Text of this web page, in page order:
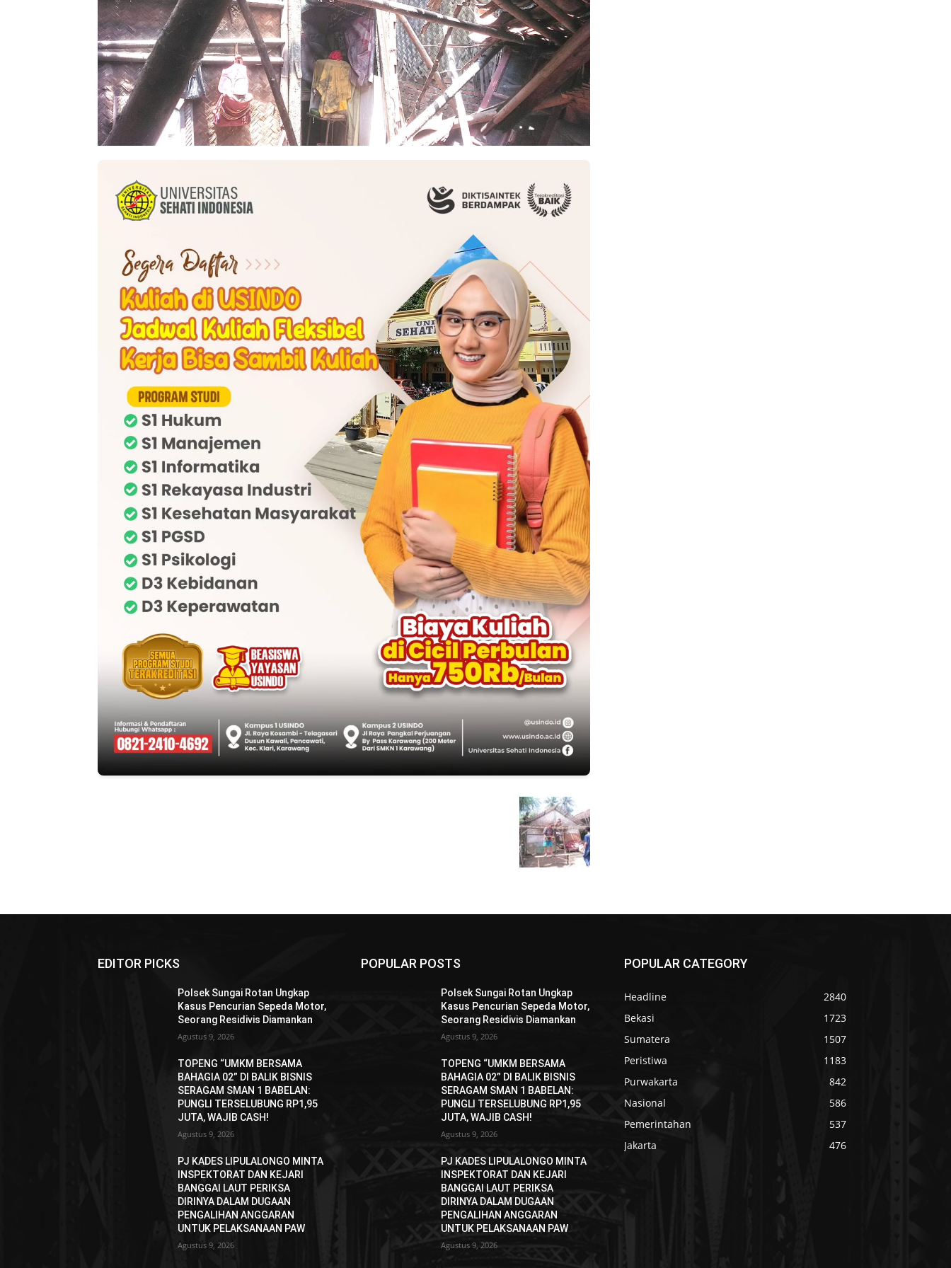
EDITOR PICKS
Polsek Sungai Rotan Ungkap
Kasus Pencurian Sepeda Motor,
Seorang Residivis Diamankan
Agustus 9, 2026
TOPENG “UMKM BERSAMA
BAHAGIA 02” DI BALIK BISNIS
SERAGAM SMAN 1 BABELAN:
PUNGLI TERSELUBUNG RP1,95
JUTA, WAJIB CASH!
Agustus 9, 2026
PJ KADES LIPULALONGO MINTA
INSPEKTORAT DAN KEJARI
BANGGAI LAUT PERIKSA
DIRINYA DALAM DUGAAN
PENGALIHAN ANGGARAN
UNTUK PELAKSANAAN PAW
Agustus 9, 2026
POPULAR POSTS
Polsek Sungai Rotan Ungkap
Kasus Pencurian Sepeda Motor,
Seorang Residivis Diamankan
Agustus 9, 2026
TOPENG “UMKM BERSAMA
BAHAGIA 02” DI BALIK BISNIS
SERAGAM SMAN 1 BABELAN:
PUNGLI TERSELUBUNG RP1,95
JUTA, WAJIB CASH!
Agustus 9, 2026
PJ KADES LIPULALONGO MINTA
INSPEKTORAT DAN KEJARI
BANGGAI LAUT PERIKSA
DIRINYA DALAM DUGAAN
PENGALIHAN ANGGARAN
UNTUK PELAKSANAAN PAW
Agustus 9, 2026
POPULAR CATEGORY
Headline
2840
Bekasi
1723
Sumatera
1507
Peristiwa
1183
Purwakarta
842
Nasional
586
Pemerintahan
537
Jakarta
476